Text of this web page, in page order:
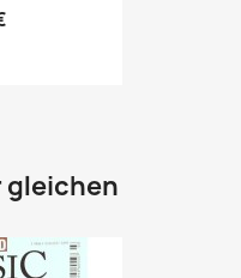
gleichen